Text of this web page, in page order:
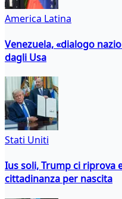
America Latina
Venezuela, «dialogo
dagli Usa
Stati Uniti
Ius soli, Trump ci riprova
cittadinanza per nascita